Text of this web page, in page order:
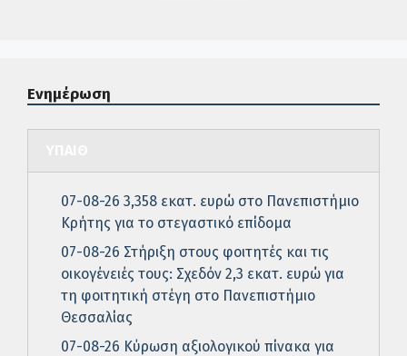
Ενημέρωση
07-08-26 3,358 εκατ. ευρώ στο Πανεπιστήμιο
Κρήτης για το στεγαστικό επίδομα
07-08-26 Στήριξη στους φοιτητές και τις
οικογένειές τους: Σχεδόν 2,3 εκατ. ευρώ για
τη φοιτητική στέγη στο Πανεπιστήμιο
Θεσσαλίας
07-08-26 Κύρωση αξιολογικού πίνακα για